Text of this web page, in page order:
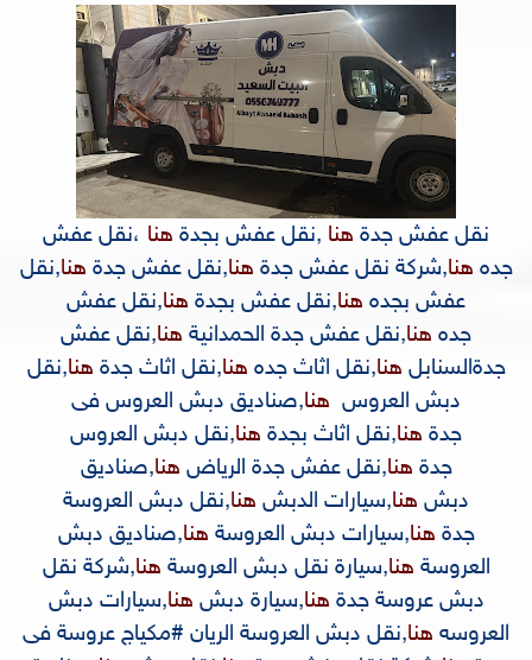
نقل عفش جدة هنا ,نقل عفش بجدة هنا ،نقل عفش
جده هنا,شركة نقل عفش جدة هنا,نقل عفش جدة هنا,نقل
عفش بجده هنا,نقل عفش بجدة هنا,نقل عفش
جده هنا,نقل عفش جدة الحمدانية هنا,نقل عفش
جدةالسنابل هنا,نقل اثاث جده هنا,نقل اثاث جدة هنا,نقل
دبش العروس هنا,صناديق دبش العروس فى
جدة هنا,نقل اثاث بجدة هنا,نقل دبش العروس
جدة هنا,نقل عفش جدة الرياض هنا,صناديق
دبش هنا,سيارات الدبش هنا,نقل دبش العروسة
جدة هنا,سيارات دبش العروسة هنا,صناديق دبش
العروسة هنا,سيارة نقل دبش العروسة هنا,شركة نقل
دبش عروسة جدة هنا,سيارة دبش هنا,سيارات دبش
العروسه هنا,نقل دبش العروسة الريان #مكياج عروسة فى